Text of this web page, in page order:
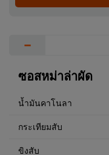
−
ซอสหม่าล่าผัด
น้ำมันคาโนลา
กระเทียมสับ
ขิงสับ